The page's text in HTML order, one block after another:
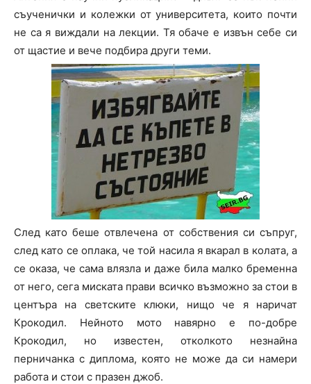
съученички и колежки от университета, които почти
не са я виждали на лекции. Тя обаче е извън себе си
от щастие и вече подбира други теми.
След като беше отвлечена от собствения си съпруг,
след като се оплака, че той насила я вкарал в колата, а
се оказа, че сама влязла и даже била малко бременна
от него, сега миската прави всичко възможно за стои в
центъра на светските клюки, нищо че я наричат
Крокодил. Нейното мото навярно е по-добре
Крокодил, но известен, отколкото незнайна
перничанка с диплома, която не може да си намери
работа и стои с празен джоб.